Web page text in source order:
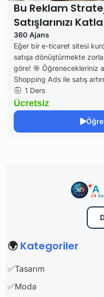
Bu Reklam
Satışlarınızı
360 Ajans
Eğer bir e-ticaret sitesi
satışa dönüştürmekte
göre! 🎯 Öğrenecekleriniz
Shopping Ads ile satış
1 Ders
Ücretsiz
🌍 Kategoriler
✅Tasarım
✅Moda